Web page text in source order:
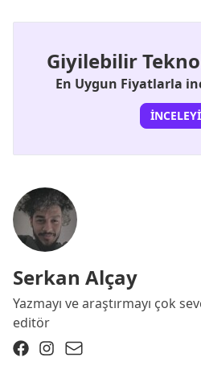
Giyilebilir
En Uygun Fiyatlarla
Serkan Alçay
Yazmayı ve araştırmayı çok
editör